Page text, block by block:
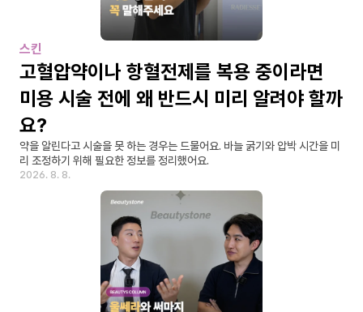
스킨
고혈압약이나 항혈전제를 복용 중이라면
미용 시술 전에 왜 반드시 미리 알려야 할까
요?
약을 알린다고 시술을 못 하는 경우는 드물어요. 바늘 굵기와 압박 시간을 미
리 조정하기 위해 필요한 정보를 정리했어요.
2026. 8. 8.